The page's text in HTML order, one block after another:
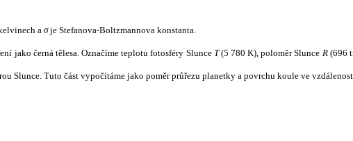
a σje Stefanova-Boltzmannova konstanta.
jako černá tělesa. Označíme teplotu fotosféry Slunce T(5 780 K), poloměr Slunce R(696
Slunce. Tuto část vypočítáme jako poměr průřezu planetky a povrchu koule ve